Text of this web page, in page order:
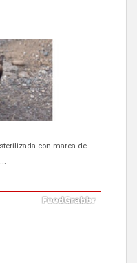
con marca de